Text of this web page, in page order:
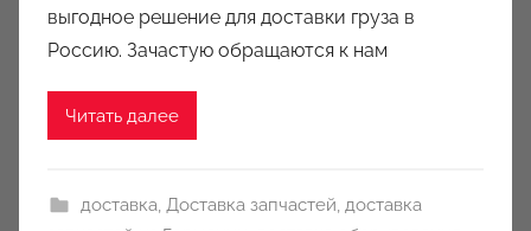
выгодное решение для доставки груза в
Россию. Зачастую обращаются к нам
Читать далее
доставка, Доставка запчастей, доставка